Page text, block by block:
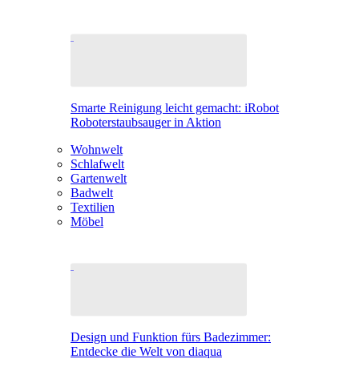
Smarte Reinigung leicht gemacht: iRobot
Roboterstaubsauger in Aktion
Wohnwelt
Schlafwelt
Gartenwelt
Badwelt
Textilien
Möbel
Design und Funktion fürs Badezimmer:
Entdecke die Welt von diaqua